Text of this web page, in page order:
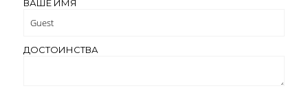
ВАШЕ ИМЯ
ДОСТОИНСТВА